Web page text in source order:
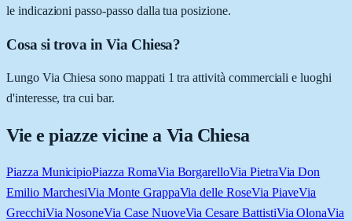
le indicazioni passo-passo dalla tua posizione.
Cosa si trova in Via Chiesa?
Lungo Via Chiesa sono mappati 1 tra attività commerciali e luoghi
d'interesse, tra cui bar.
Vie e piazze vicine a Via Chiesa
Piazza MunicipioPiazza RomaVia BorgarelloVia PietraVia Don
Emilio MarchesiVia Monte GrappaVia delle RoseVia PiaveVia
GrecchiVia NosoneVia Case NuoveVia Cesare BattistiVia OlonaVia